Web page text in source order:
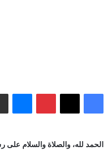
فيسبوك ‫X بينتيريست
الحمد لله، والصلاة والسلام على